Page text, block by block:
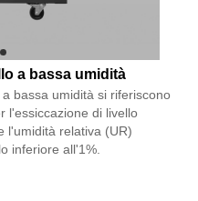
a bassa umidità
bassa umidità si riferiscono
l'essiccazione di livello
l'umidità relativa (UR)
inferiore all'1%.